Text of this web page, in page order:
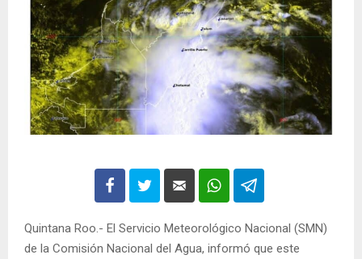
Quintana Roo.- El Servicio Meteorológico Nacional (SMN)
de la Comisión Nacional del Agua, informó que este